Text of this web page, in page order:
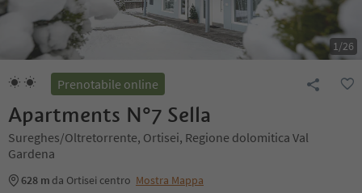
1/26
Prenotabile online
Apartments N°7 Sella
Sureghes/Oltretorrente, Ortisei, Regione dolomitica Val
Gardena
628 m da Ortisei centro Mostra Mappa